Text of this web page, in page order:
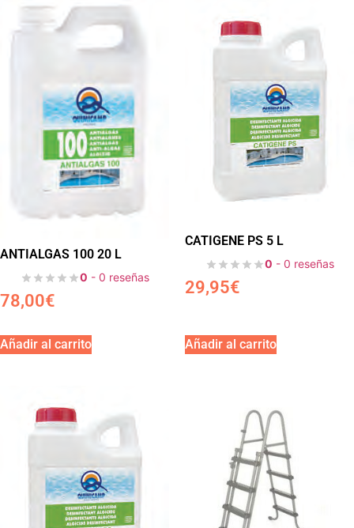
ANTIALGAS 100 20 L
0 - 0 reseñas
78,00€
Añadir al carrito
CATIGENE PS 5 L
0 - 0 reseñas
29,95€
Añadir al carrito